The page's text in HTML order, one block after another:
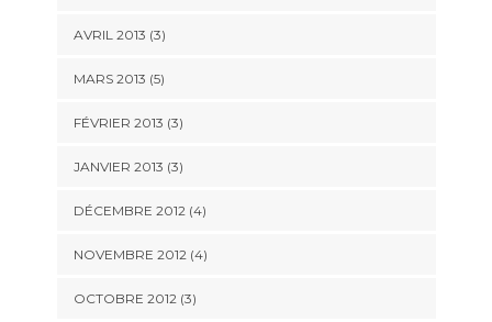
AVRIL 2013 (3)
MARS 2013 (5)
FÉVRIER 2013 (3)
JANVIER 2013 (3)
DÉCEMBRE 2012(4)
NOVEMBRE 2012(4)
OCTOBRE 2012(3)